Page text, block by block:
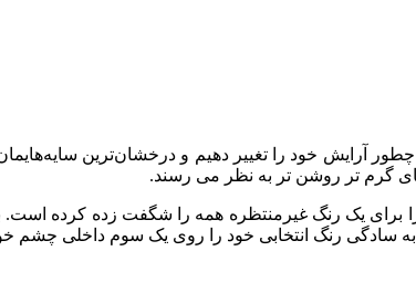
آرایش خود را تغییر دهیم و درخشان‌ترین
گرم تر روشن تر به نظر می رسند.
برای یک رنگ غیرمنتظره همه را شگفت زده کرده
سادگی رنگ انتخابی خود را روی یک سوم داخلی چشم